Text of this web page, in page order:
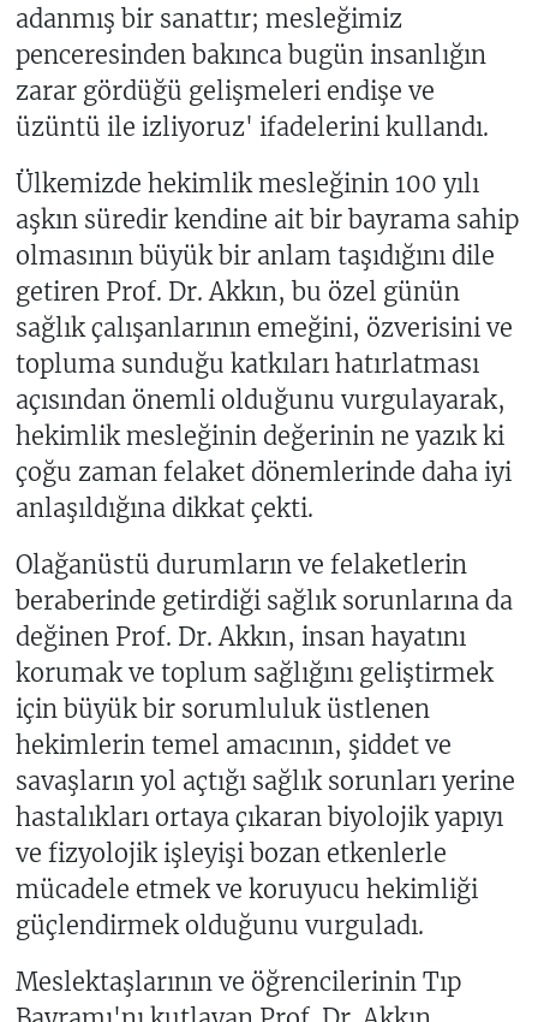
adanmış bir sanattır; mesleğimiz
penceresinden bakınca bugün insanlığın
zarar gördüğü gelişmeleri endişe ve
üzüntü ile izliyoruz' ifadelerini kullandı.
Ülkemizde hekimlik mesleğinin 100 yılı
aşkın süredir kendine ait bir bayrama sahip
olmasının büyük bir anlam taşıdığını dile
getiren Prof. Dr. Akkın, bu özel günün
sağlık çalışanlarının emeğini, özverisini ve
topluma sunduğu katkıları hatırlatması
açısından önemli olduğunu vurgulayarak,
hekimlik mesleğinin değerinin ne yazık ki
çoğu zaman felaket dönemlerinde daha iyi
anlaşıldığına dikkat çekti.
Olağanüstü durumların ve felaketlerin
beraberinde getirdiği sağlık sorunlarına da
değinen Prof. Dr. Akkın, insan hayatını
korumak ve toplum sağlığını geliştirmek
için büyük bir sorumluluk üstlenen
hekimlerin temel amacının, şiddet ve
savaşların yol açtığı sağlık sorunları yerine
hastalıkları ortaya çıkaran biyolojik yapıyı
ve fizyolojik işleyişi bozan etkenlerle
mücadele etmek ve koruyucu hekimliği
güçlendirmek olduğunu vurguladı.
Meslektaşlarının ve öğrencilerinin Tıp